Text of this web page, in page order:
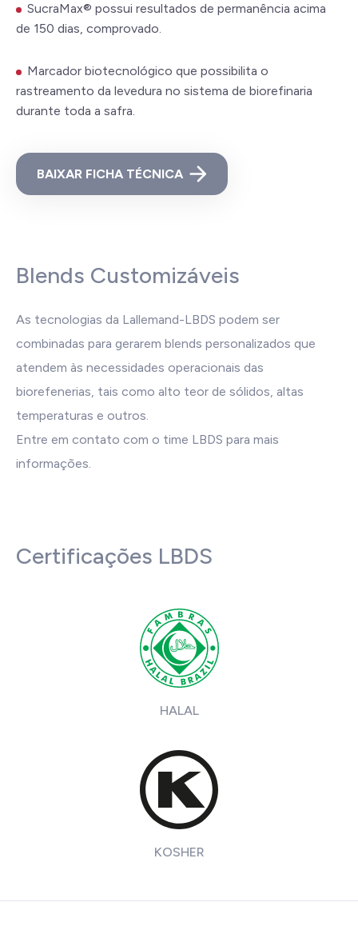
SucraMax® possui resultados de permanência acima
de 150 dias, comprovado.
Marcador biotecnológico que possibilita o
rastreamento da levedura no sistema de biorefinaria
durante toda a safra.
BAIXAR FICHA TÉCNICA
Blends Customizáveis
As tecnologias da Lallemand-LBDS podem ser
combinadas para gerarem blends personalizados que
atendem às necessidades operacionais das
biorefenerias, tais como alto teor de sólidos, altas
temperaturas e outros.
Entre em contato com o time LBDS para mais
informações.
Certificações LBDS
HALAL
KOSHER